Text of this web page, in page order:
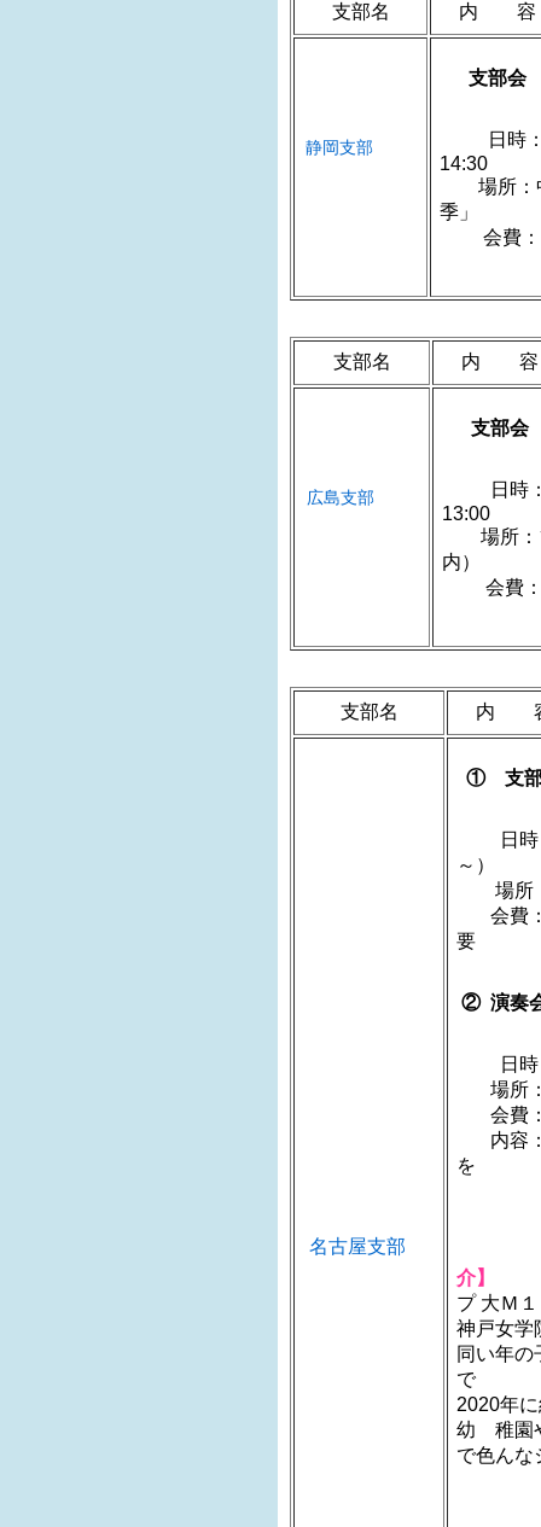
支部名 内 容
静岡支部
支部会
日時
場所：中
会費：
支部名 内 容
広島支部
支部会
日時
場所：ゾ
会費：
支部名 内
名古屋支部
① 支
日
場所
会費：
② 演奏
日時：
場所
会費
内容：
介】
プ 大Ｍ
神戸女学
同い年の
2020年
幼 稚園
で色んな